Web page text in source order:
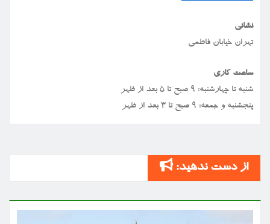
نشانی
تهران خیابان فاطمی
ساعت کاری
شنبه تا چهارشنبه: ۹ صبح تا ۵ بعد از ظهر
پنجشنبه و جمعه: ۹ صبح تا ۳ بعد از ظهر
از دست ندهید: